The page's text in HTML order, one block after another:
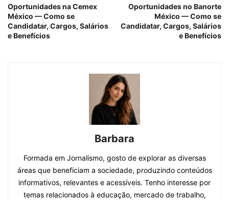
Oportunidades na Cemex
México — Como se
Candidatar, Cargos, Salários
e Benefícios
Oportunidades no Banorte
México — Como se
Candidatar, Cargos, Salários
e Benefícios
Barbara
Formada em Jornalismo, gosto de explorar as diversas
áreas que beneficiam a sociedade, produzindo conteúdos
informativos, relevantes e acessíveis. Tenho interesse por
temas relacionados à educação, mercado de trabalho,